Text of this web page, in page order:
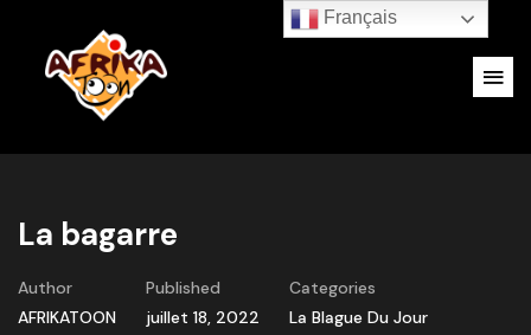
La bagarre
Author
AFRIKATOON
Published
juillet 18, 2022
Categories
La Blague Du Jour
Français